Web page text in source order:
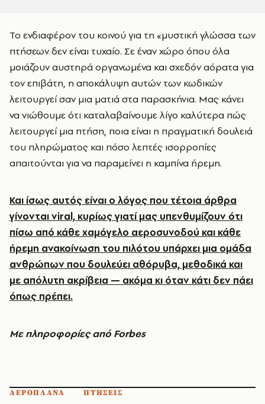
Το ενδιαφέρον του κοινού για τη «μυστική γλώσσα των
πτήσεων δεν είναι τυχαίο. Σε έναν χώρο όπου όλα
μοιάζουν αυστηρά οργανωμένα και σχεδόν αόρατα για
τον επιβάτη, η αποκάλυψη αυτών των κωδικών
λειτουργεί σαν μια ματιά στα παρασκήνια. Μας κάνει
να νιώθουμε ότι καταλαβαίνουμε λίγο καλύτερα πώς
λειτουργεί μια πτήση, ποια είναι η πραγματική δουλειά
του πληρώματος και πόσο λεπτές ισορροπίες
απαιτούνται για να παραμείνει η καμπίνα ήρεμη.
Και ίσως αυτός είναι ο λόγος που τέτοια άρθρα
γίνονται viral, κυρίως γιατί μας υπενθυμίζουν ότι
πίσω από κάθε χαμόγελο αεροσυνοδού και κάθε
ήρεμη ανακοίνωση του πιλότου υπάρχει μια ομάδα
ανθρώπων που δουλεύει αθόρυβα, μεθοδικά και
με απόλυτη ακρίβεια — ακόμα κι όταν κάτι δεν πάει
όπως πρέπει.
Με πληροφορίες από Forbes
ΑΕΡΟΠΛΑΝΑ ΠΤΗΣΕΙΣ